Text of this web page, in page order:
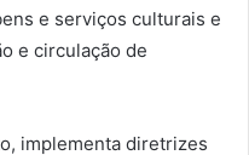
e serviços culturais e
e circulação de
implementa diretrizes